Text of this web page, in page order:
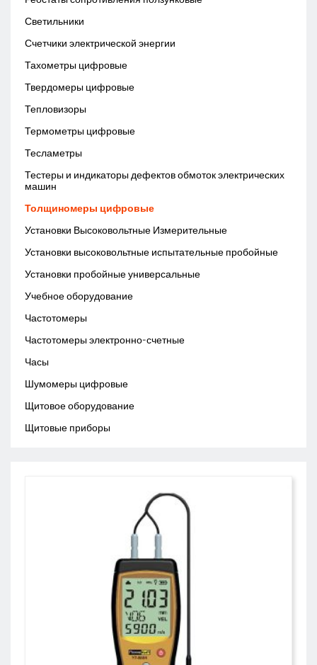
Светильники
Счетчики электрической энергии
Тахометры цифровые
Твердомеры цифровые
Тепловизоры
Термометры цифровые
Тесламетры
Тестеры и индикаторы дефектов обмоток электрических
машин
Толщиномеры цифровые
Установки Высоковольтные Измерительные
Установки высоковольтные испытательные пробойные
Установки пробойные универсальные
Учебное оборудование
Частотомеры
Частотомеры электронно-счетные
Часы
Шумомеры цифровые
Щитовое оборудование
Щитовые приборы